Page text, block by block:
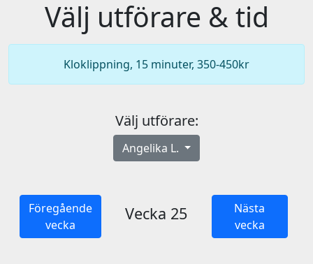
Välj utförare & tid
Kloklippning, 15 minuter, 350-450kr
Välj utförare:
Angelika L.
Föregående
vecka
Vecka 25
Nästa
vecka